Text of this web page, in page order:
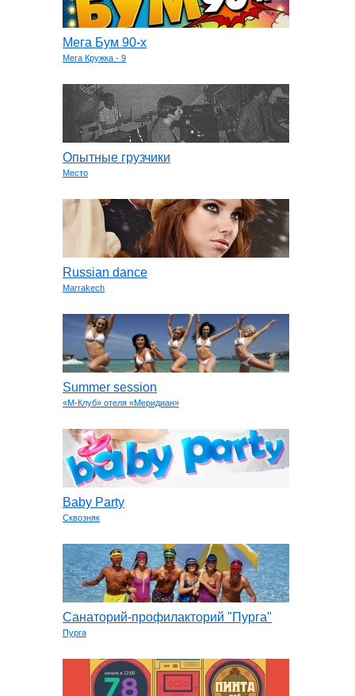
Мега Бум 90-х
Мега Кружка - 9
Опытные грузчики
Место
Russian dance
Marrakech
Summer session
«М-Клуб» отеля «Меридиан»
Baby Party
Сквозняк
Санаторий-профилакторий "Пурга"
Пурга